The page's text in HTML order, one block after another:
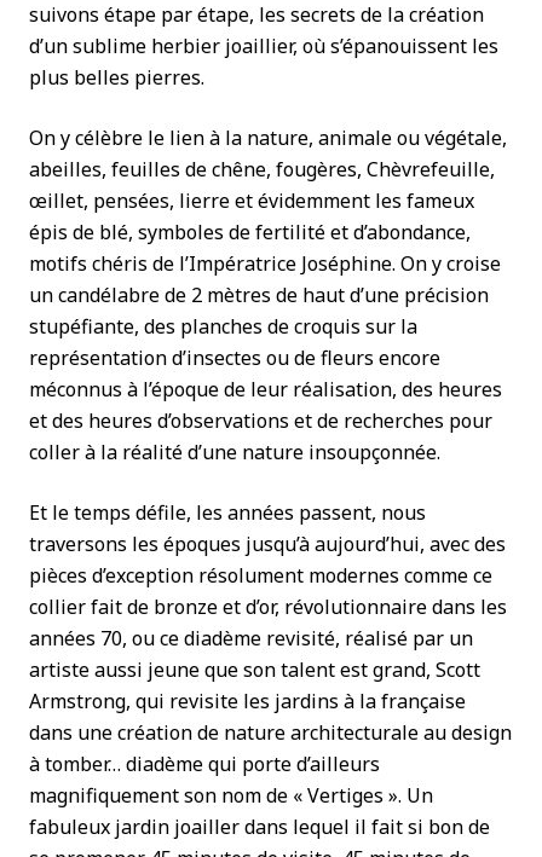
suivons étape par étape, les secrets de la création
d’un sublime herbier joaillier, où s’épanouissent les
plus belles pierres.
On y célèbre le lien à la nature, animale ou végétale,
abeilles, feuilles de chêne, fougères, Chèvrefeuille,
œillet, pensées, lierre et évidemment les fameux
épis de blé, symboles de fertilité et d’abondance,
motifs chéris de l’Impératrice Joséphine. On y croise
un candélabre de 2 mètres de haut d’une précision
stupéfiante, des planches de croquis sur la
représentation d’insectes ou de fleurs encore
méconnus à l’époque de leur réalisation, des heures
et des heures d’observations et de recherches pour
coller à la réalité d’une nature insoupçonnée.
Et le temps défile, les années passent, nous
traversons les époques jusqu’à aujourd’hui, avec des
pièces d’exception résolument modernes comme ce
collier fait de bronze et d’or, révolutionnaire dans les
années 70, ou ce diadème revisité, réalisé par un
artiste aussi jeune que son talent est grand, Scott
Armstrong, qui revisite les jardins à la française
dans une création de nature architecturale au design
à tomber… diadème qui porte d’ailleurs
magnifiquement son nom de « Vertiges ». Un
fabuleux jardin joailler dans lequel il fait si bon de